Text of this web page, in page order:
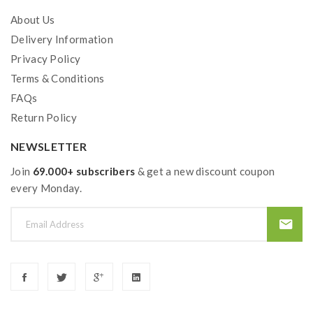
About Us
Delivery Information
Privacy Policy
Terms & Conditions
FAQs
Return Policy
NEWSLETTER
Join 69.000+ subscribers & get a new discount coupon
every Monday.